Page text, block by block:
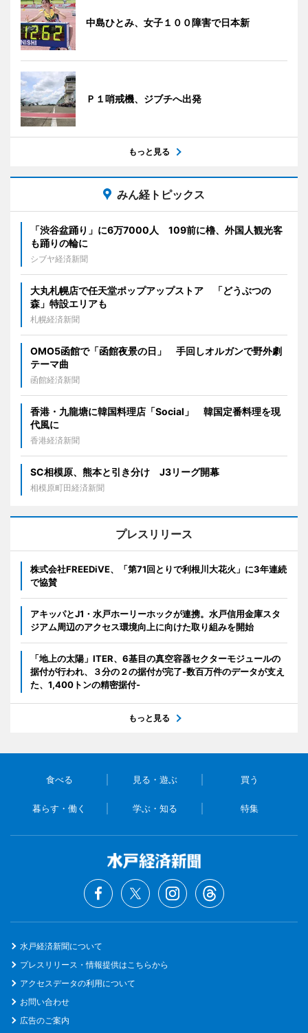
中島ひとみ、女子１００障害で日本新
Ｐ１哨戒機、ジブチへ出発
もっと見る
みん経トピックス
「渋谷盆踊り」に6万7000人 109前に櫓、外国人観光客
も踊りの輪に
シブヤ経済新聞
大丸札幌店で任天堂ポップアップストア 「どうぶつの
森」特設エリアも
札幌経済新聞
OMO5函館で「函館夜景の日」 手回しオルガンで野外劇
テーマ曲
函館経済新聞
香港・九龍塘に韓国料理店「Social」 韓国定番料理を現
代風に
香港経済新聞
SC相模原、熊本と引き分け J3リーグ開幕
相模原町田経済新聞
プレスリリース
株式会社FREEDiVE、「第71回とりで利根川大花火」に3年連続
で協賛
アキッパとJ1・水戸ホーリーホックが連携。水戸信用金庫スタ
ジアム周辺のアクセス環境向上に向けた取り組みを開始
「地上の太陽」ITER、6基目の真空容器セクターモジュールの
据付が行われ、３分の２の据付が完了-数百万件のデータが支え
た、1,400トンの精密据付-
もっと見る
食べる 見る・遊ぶ 買う
暮らす・働く 学ぶ・知る 特集
水戸経済新聞について
プレスリリース・情報提供はこちらから
アクセスデータの利用について
お問い合わせ
広告のご案内